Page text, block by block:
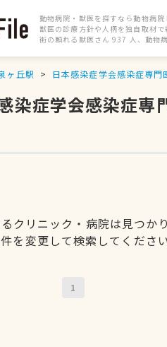
動物病院・獣医を探すなら動物病院
獣医の診療方針や人柄を独自取材で
街の頼れる獣医さん 937 人、動
ヶ丘駅 日本感染症学会感染症専門
染症学会感染症専
クリニック・病院は見つか
を変更して検索してください
1